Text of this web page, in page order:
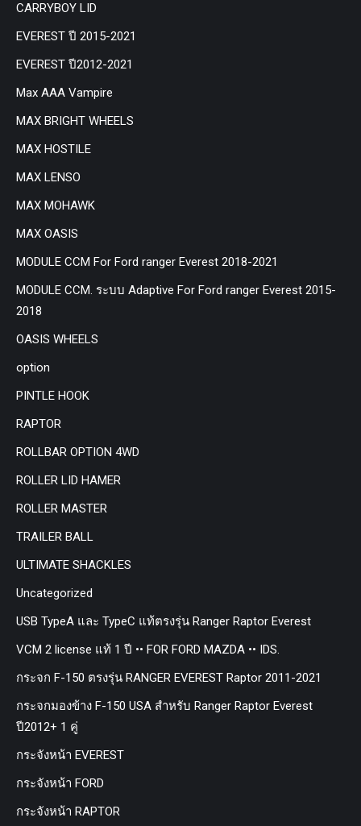
CARRYBOY LID
EVEREST ปี 2015-2021
EVEREST ปี2012-2021
Max AAA Vampire
MAX BRIGHT WHEELS
MAX HOSTILE
MAX LENSO
MAX MOHAWK
MAX OASIS
MODULE CCM For Ford ranger Everest 2018-2021
MODULE CCM. ระบบ Adaptive For Ford ranger Everest 2015-
2018
OASIS WHEELS
option
PINTLE HOOK
RAPTOR
ROLLBAR OPTION 4WD
ROLLER LID HAMER
ROLLER MASTER
TRAILER BALL
ULTIMATE SHACKLES
Uncategorized
USB TypeA และ TypeC แท้ตรงรุ่น Ranger Raptor Everest
VCM 2 license แท้ 1 ปี •• FOR FORD MAZDA •• IDS.
กระจก F-150 ตรงรุ่น RANGER EVEREST Raptor 2011-2021
กระจกมองข้าง F-150 USA สำหรับ Ranger Raptor Everest
ปี2012+ 1 คู่
กระจังหน้า EVEREST
กระจังหน้า FORD
กระจังหน้า RAPTOR